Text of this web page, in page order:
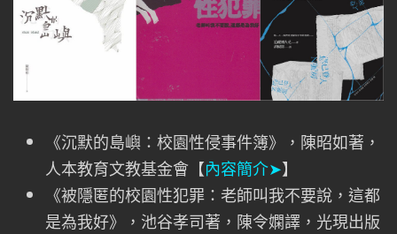
《沉默的島嶼：校園性侵事件簿》，陳昭如著，
人本教育文教基金會【內容簡介➤】
《被隱匿的校園性犯罪：老師叫我不要說，這都
是為我好》，池谷孝司著，陳令嫻譯，光現出版